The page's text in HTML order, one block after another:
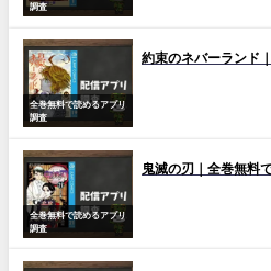
調査
全巻無料で読めるアプリ
調査
約束のネバーランド
全巻無料で読めるアプリ
調査
鬼滅の刃｜全巻無料